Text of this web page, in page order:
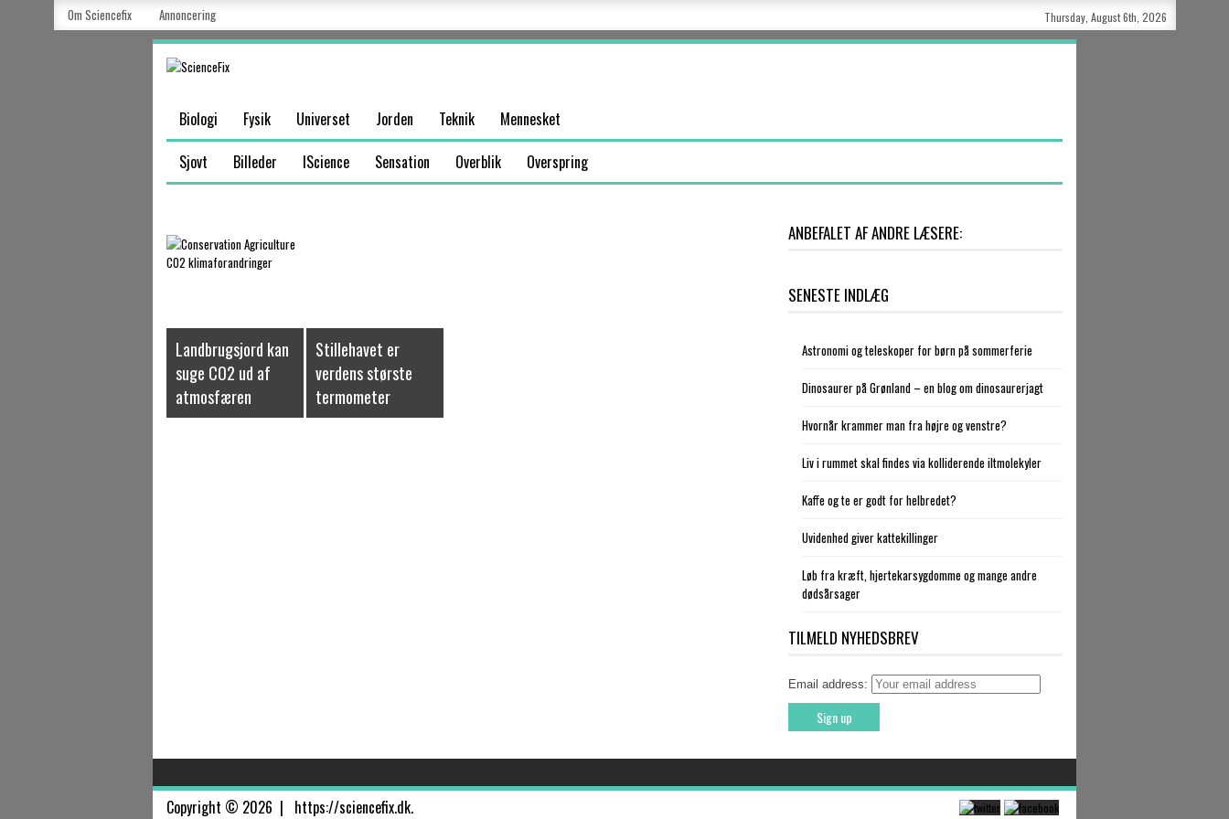
Om Sciencefix Annoncering Thursday, August 6th, 2026
Biologi Fysik Universet Jorden Teknik
Mennesket
Sjovt
Billeder IScience Sensation Overblik Overspring
Landbrugsjord kan
suge CO2 ud af
atmosfæren
Stillehavet er
verdens største
termometer
ANBEFALET AF ANDRE LÆSERE:
SENESTE INDLÆG
Astronomi og teleskoper for børn på sommerferie
Dinosaurer på Grønland – en blog om dinosaurerjagt
Hvornår krammer man fra højre og venstre?
Liv i rummet skal findes via kolliderende iltmolekyler
Kaffe og te er godt for helbredet?
Uvidenhed giver kattekillinger
Løb fra kræft, hjertekarsygdomme og mange andre
dødsårsager
TILMELD NYHEDSBREV
Email address:
Copyright © 2026 | https://sciencefix.dk.